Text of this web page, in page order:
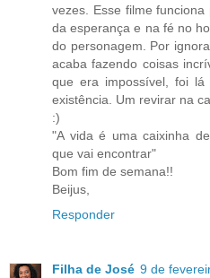
vezes. Esse filme
da esperança e na fé no
do personagem. Por
acaba fazendo coisas
que era impossível, foi
existência. Um revirar na
:)
"A vida é uma caixinha
que vai encontrar"
Bom fim de semana!!
Beijus,
Responder
Filha de José 9 de